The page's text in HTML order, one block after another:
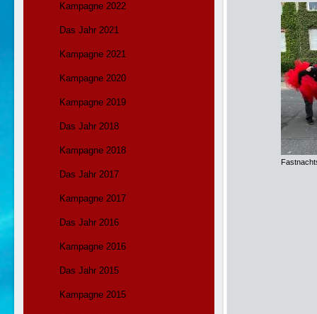
Kampagne 2022
Das Jahr 2021
Kampagne 2021
Kampagne 2020
Kampagne 2019
Das Jahr 2018
Kampagne 2018
Das Jahr 2017
Kampagne 2017
Das Jahr 2016
Kampagne 2016
Das Jahr 2015
Kampagne 2015